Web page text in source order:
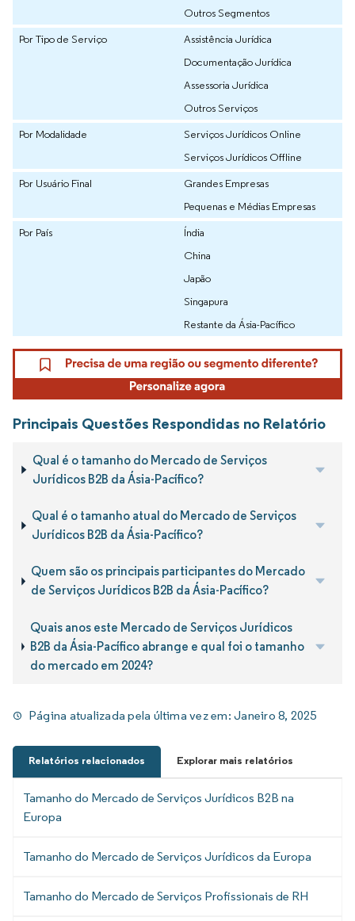
Outros Segmentos
Por Tipo de Serviço
Assistência Jurídica
Documentação Jurídica
Assessoria Jurídica
Outros Serviços
Por Modalidade
Serviços Jurídicos Online
Serviços Jurídicos Offline
Por Usuário Final
Grandes Empresas
Pequenas e Médias Empresas
Por País
Índia
China
Japão
Singapura
Restante da Ásia-Pacífico
Principais Questões Respondidas no Relatório
Qual é o tamanho do Mercado de Serviços
Jurídicos B2B da Ásia-Pacífico?
Qual é o tamanho atual do Mercado de Serviços
Jurídicos B2B da Ásia-Pacífico?
Quem são os principais participantes do Mercado
de Serviços Jurídicos B2B da Ásia-Pacífico?
Quais anos este Mercado de Serviços Jurídicos
B2B da Ásia-Pacífico abrange e qual foi o tamanho
do mercado em 2024?
Página atualizada pela última vez em:Janeiro 8, 2025
Relatórios relacionados Explorar mais relatórios
Tamanho do Mercado de Serviços Jurídicos B2B na
Europa
Tamanho do Mercado de Serviços Jurídicos da Europa
Tamanho do Mercado de Serviços Profissionais de RH